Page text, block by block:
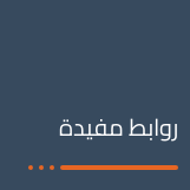
روابط مفيدة